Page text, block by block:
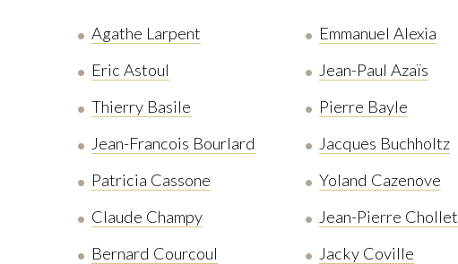
Agathe Larpent Emmanuel Alexia
Eric Astoul
Jean-Paul Azaïs
Thierry Basile
Pierre Bayle
Jean-Francois Bourlard
Jacques Buchholtz
Patricia Cassone
Yoland Cazenove
Claude Champy
Jean-Pierre Chollet
Bernard Courcoul
Jacky Coville